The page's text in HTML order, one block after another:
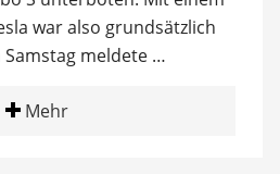
war also grundsätzlich
meldete …
Mehr